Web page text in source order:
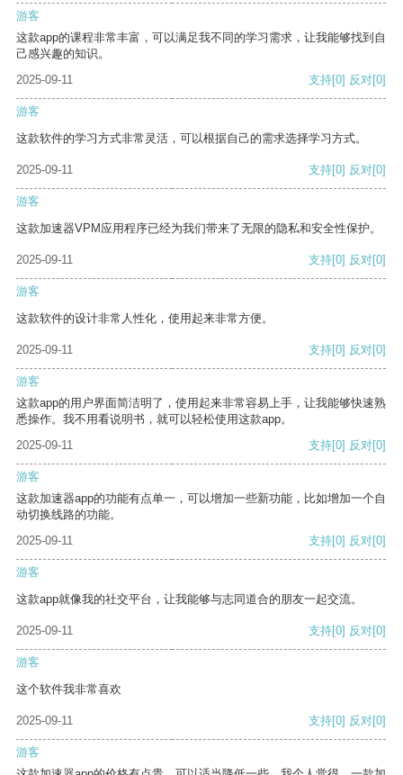
游客
这款app的课程非常丰富，可以满足我不同的学习需求，让我能够找到自
己感兴趣的知识。
2025-09-11
支持[0] 反对[0]
游客
这款软件的学习方式非常灵活，可以根据自己的需求选择学习方式。
2025-09-11 支持[0] 反对[0]
游客
这款加速器VPM应用程序已经为我们带来了无限的隐私和安全性保护。
2025-09-11 支持[0] 反对[0]
游客
这款软件的设计非常人性化，使用起来非常方便。
2025-09-11 支持[0] 反对[0]
游客
这款app的用户界面简洁明了，使用起来非常容易上手，让我能够快速熟
悉操作。我不用看说明书，就可以轻松使用这款app。
2025-09-11
支持[0] 反对[0]
游客
这款加速器app的功能有点单一，可以增加一些新功能，比如增加一个自
动切换线路的功能。
2025-09-11
支持[0] 反对[0]
游客
这款app就像我的社交平台，让我能够与志同道合的朋友一起交流。
2025-09-11 支持[0] 反对[0]
游客
这个软件我非常喜欢
2025-09-11 支持[0] 反对[0]
游客